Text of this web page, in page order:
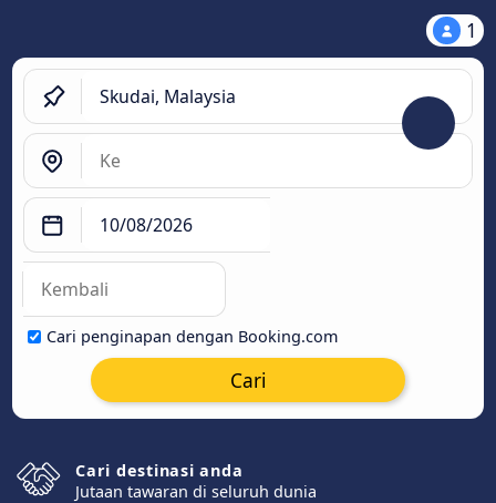
1
Cari penginapan dengan Booking.com
Cari
Cari destinasi anda
Jutaan tawaran di seluruh dunia